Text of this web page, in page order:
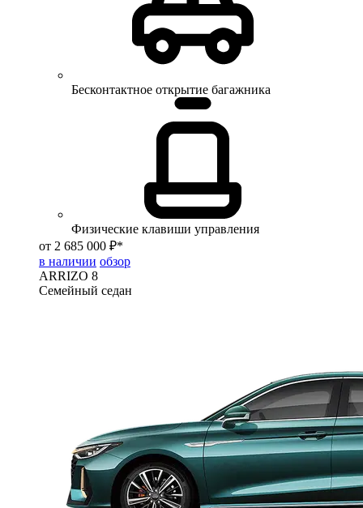
Бесконтактное открытие багажника
Физические клавиши управления
от 2 685 000 ₽*
в наличии обзор
ARRIZO 8
Семейный седан